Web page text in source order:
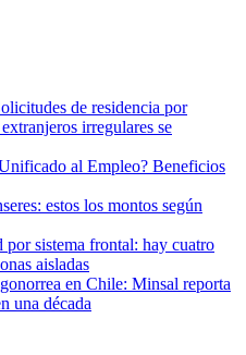
de residencia por
irregulares se
al Empleo? Beneficios
estos los montos según
por sistema frontal: hay cuatro
aisladas
en Chile: Minsal reporta
una década